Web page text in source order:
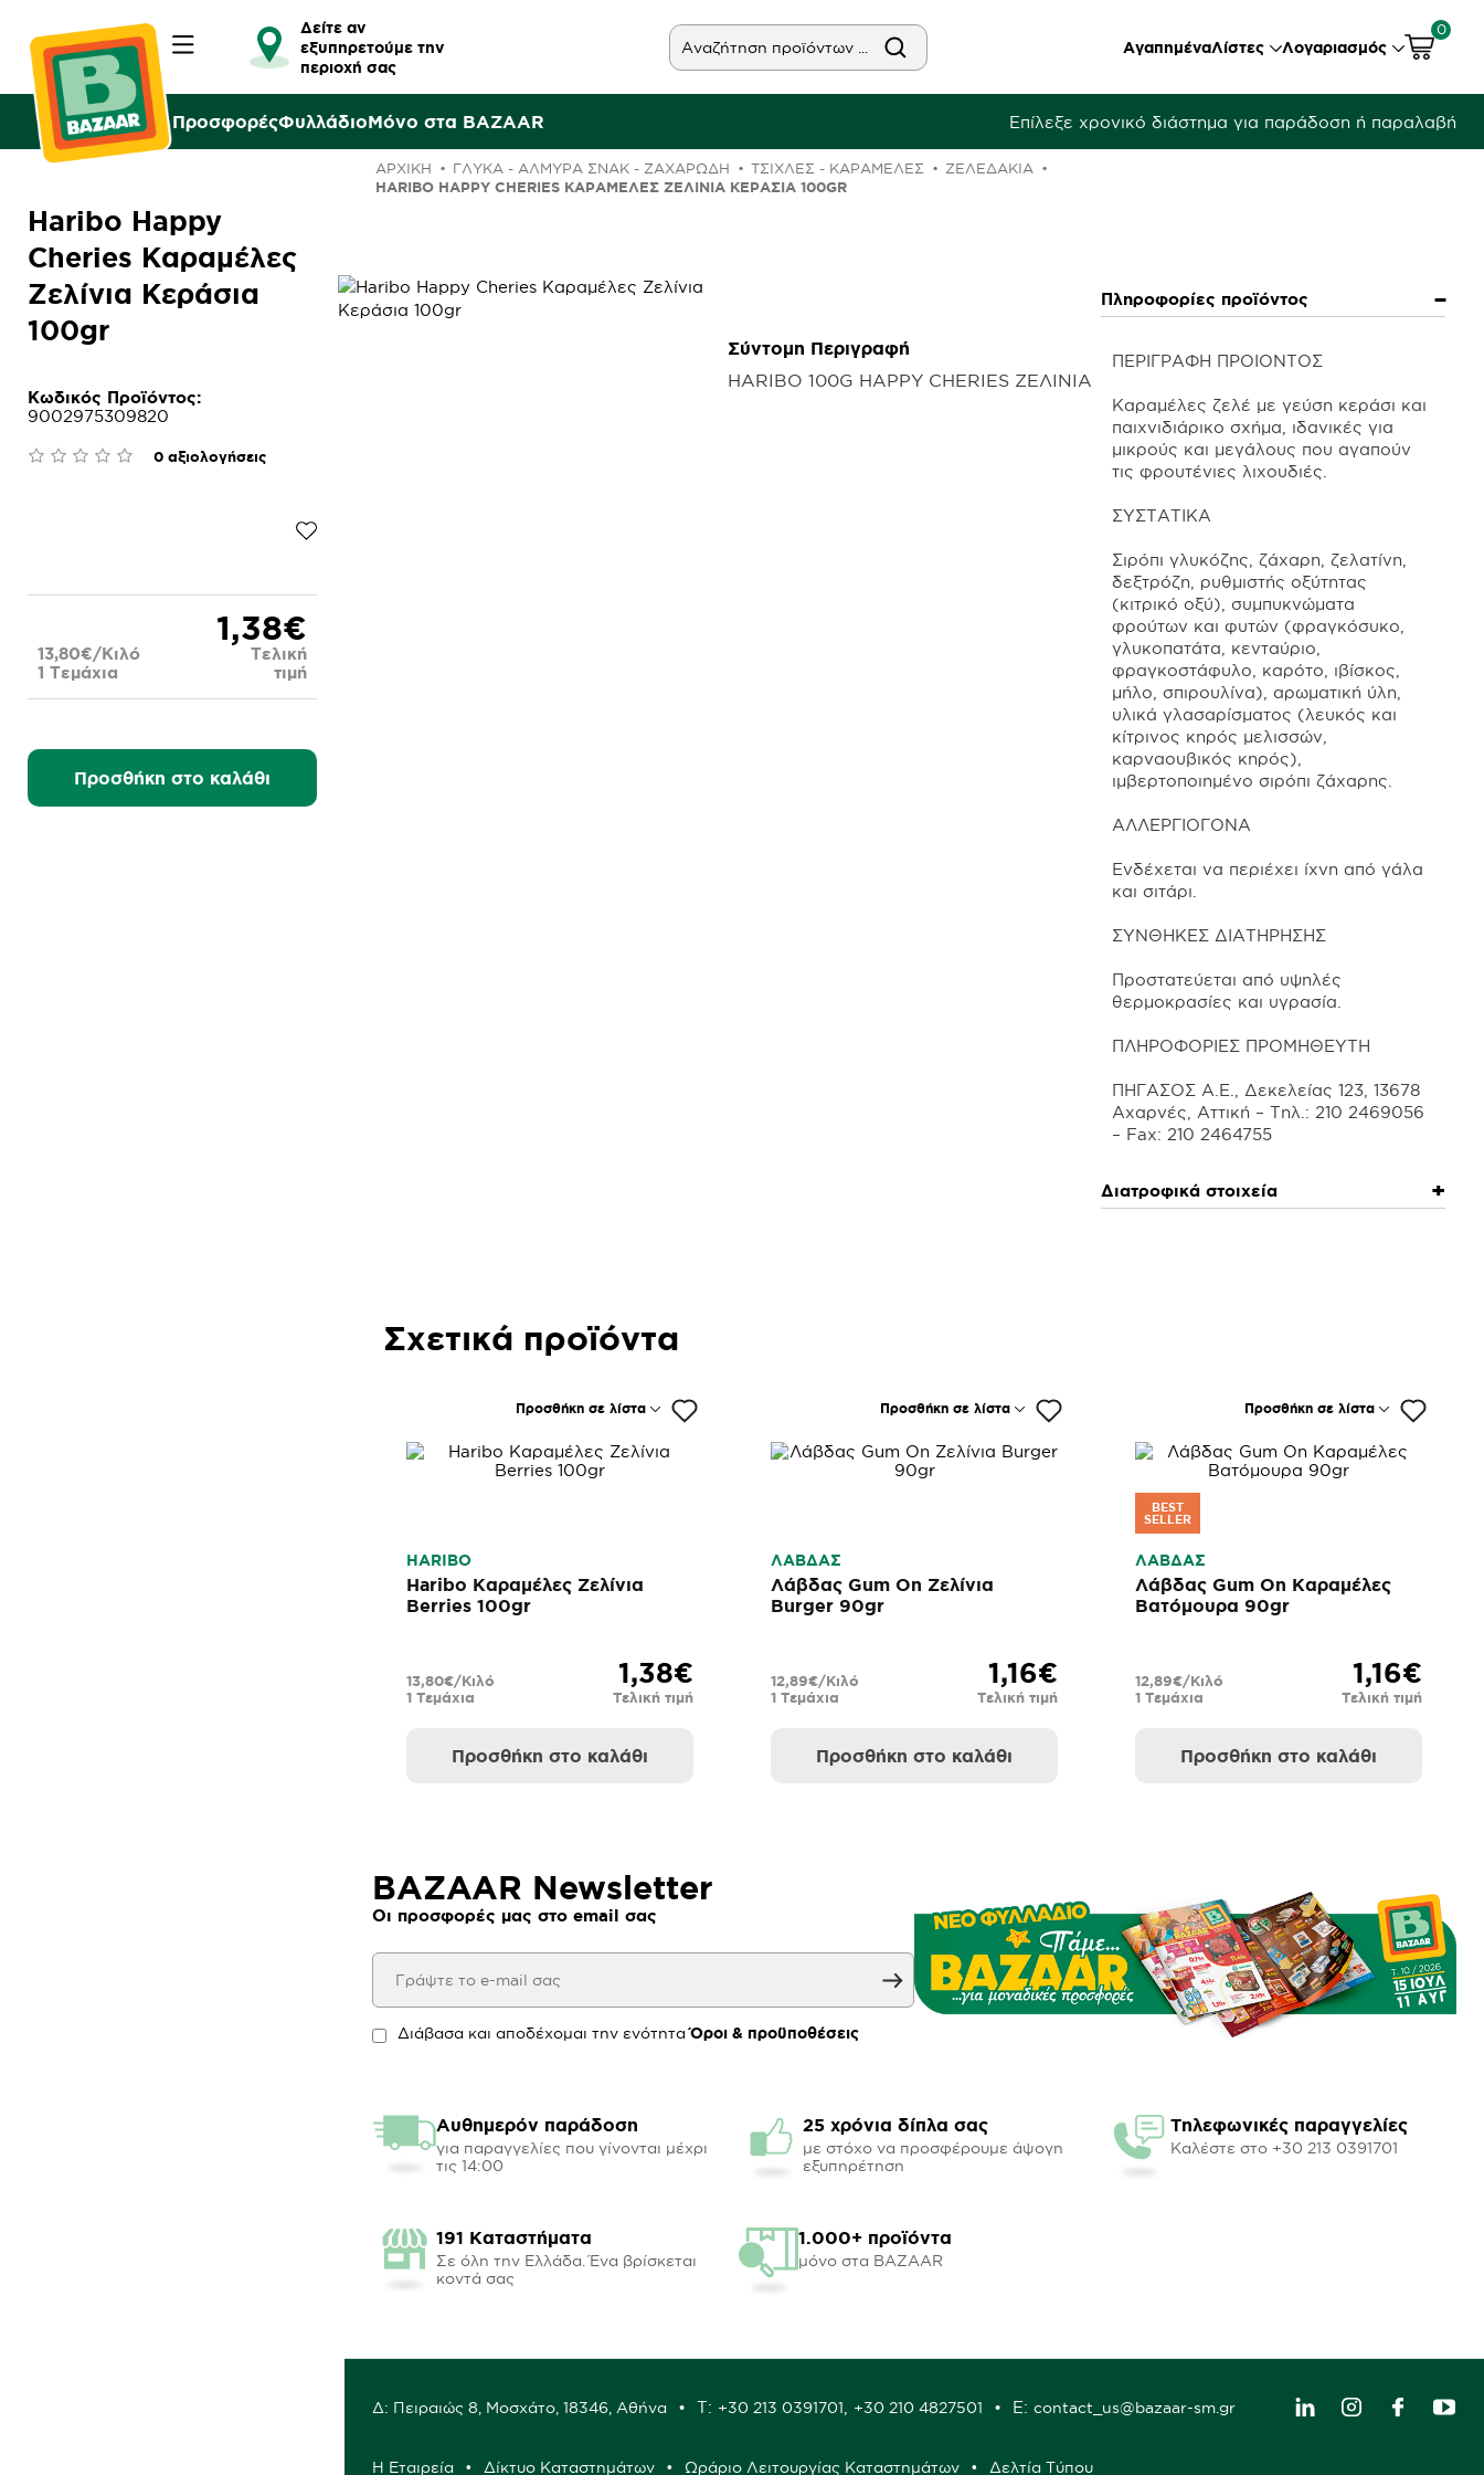
Δείτε αν
εξυπηρετούμε την
περιοχή σας
ΑγαπημέναΛίστες Λογαριασμός
0
ΠροσφορέςΦυλλάδιοΜόνο στα BAZAAR Επίλεξε χρονικό διάστημα για παράδοση ή παραλαβή
ΑΡΧΙΚΉ ΓΛΥΚΑ - ΑΛΜΥΡΑ ΣΝΑΚ - ΖΑΧΑΡΩΔΗ ΤΣΊΧΛΕΣ - ΚΑΡΑΜΈΛΕΣ ΖΕΛΕΔΆΚΙΑ
HARIBO HAPPY CHERIES ΚΑΡΑΜΈΛΕΣ ΖΕΛΊΝΙΑ ΚΕΡΆΣΙΑ 100GR
Haribo Happy
Cheries Καραμέλες
Ζελίνια Κεράσια
100gr
Κωδικός Προϊόντος:
9002975309820
0 αξιολογήσεις
1,38€
Τελική
τιμή
13,80€/Κιλό
1 Τεμάχια
Προσθήκη στο καλάθι
Σύντομη Περιγραφή
HARIBO 100G HAPPY CHERIES ΖΕΛΙΝΙΑ
Πληροφορίες προϊόντος
ΠΕΡΙΓΡΑΦΗ ΠΡΟΙΟΝΤΟΣ
Καραμέλες ζελέ με γεύση κεράσι και
παιχνιδιάρικο σχήμα, ιδανικές για
μικρούς και μεγάλους που αγαπούν
τις φρουτένιες λιχουδιές.
ΣΥΣΤΑΤΙΚΑ
Σιρόπι γλυκόζης, ζάχαρη, ζελατίνη,
δεξτρόζη, ρυθμιστής οξύτητας
(κιτρικό οξύ), συμπυκνώματα
φρούτων και φυτών (φραγκόσυκο,
γλυκοπατάτα, κενταύριο,
φραγκοστάφυλο, καρότο, ιβίσκος,
μήλο, σπιρουλίνα), αρωματική ύλη,
υλικά γλασαρίσματος (λευκός και
κίτρινος κηρός μελισσών,
καρναουβικός κηρός),
ιμβερτοποιημένο σιρόπι ζάχαρης.
ΑΛΛΕΡΓΙΟΓΟΝΑ
Ενδέχεται να περιέχει ίχνη από γάλα
και σιτάρι.
ΣΥΝΘΗΚΕΣ ΔΙΑΤΗΡΗΣΗΣ
Προστατεύεται από υψηλές
θερμοκρασίες και υγρασία.
ΠΛΗΡΟΦΟΡΙΕΣ ΠΡΟΜΗΘΕΥΤΗ
ΠΗΓΑΣΟΣ Α.Ε., Δεκελείας 123, 13678
Αχαρνές, Αττική – Τηλ.: 210 2469056
– Fax: 210 2464755
Διατροφικά στοιχεία
Σχετικά προϊόντα
Προσθήκη σε λίστα
HARIBO
Haribo Καραμέλες Ζελίνια
Berries 100gr
1,38€
Τελική τιμή
1 Τεμάχια
13,80€/Κιλό
Προσθήκη στο καλάθι
Προσθήκη σε λίστα
ΛΑΒΔΑΣ
Λάβδας Gum On Ζελίνια
Burger 90gr
1,16€
Τελική τιμή
1 Τεμάχια
12,89€/Κιλό
Προσθήκη στο καλάθι
Προσθήκη σε λίστα
BEST
SELLER
ΛΑΒΔΑΣ
Λάβδας Gum On Καραμέλες
Βατόμουρα 90gr
1,16€
Τελική τιμή
1 Τεμάχια
12,89€/Κιλό
Προσθήκη στο καλάθι
BAZAAR Newsletter
Οι προσφορές μας στο email σας
Διάβασα και αποδέχομαι την ενότηταΌροι & προϋποθέσεις
Αυθημερόν παράδοση
για παραγγελίες που γίνονται μέχρι
τις 14:00
25 χρόνια δίπλα σας
με στόχο να προσφέρουμε άψογη
εξυπηρέτηση
Τηλεφωνικές παραγγελίες
Καλέστε στο +30 213 0391701
191 Καταστήματα
Σε όλη την Ελλάδα. Ένα βρίσκεται
κοντά σας
1.000+ προϊόντα
μόνο στα BAZAAR
Δ: Πειραιώς 8, Μοσχάτο, 18346, Αθήνα Τ: +30 213 0391701 +30 210 4827501 E: contact_us@bazaar-sm.gr
Η Εταιρεία Δίκτυο Καταστημάτων Ωράριο Λειτουργίας Καταστημάτων Δελτία Τύπου